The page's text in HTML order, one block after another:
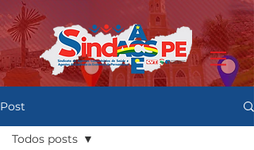
Post
Todos posts